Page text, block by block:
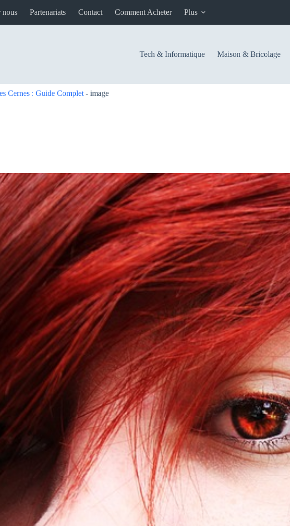
nous Partenariats Contact Comment Acheter Plus
Tech & Informatique Maison & Bricolage
Cernes : Guide Complet - image